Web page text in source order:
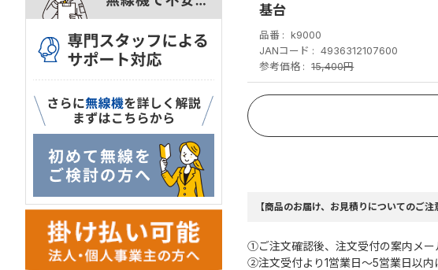
基台
品番
k9000
JANコード
4936312107600
参考価格
15,400円
【商品のお届け、お見積りについてのご注
①ご注文確認後、注文受付の案内メー
②注文受付より1営業日～5営業日以内